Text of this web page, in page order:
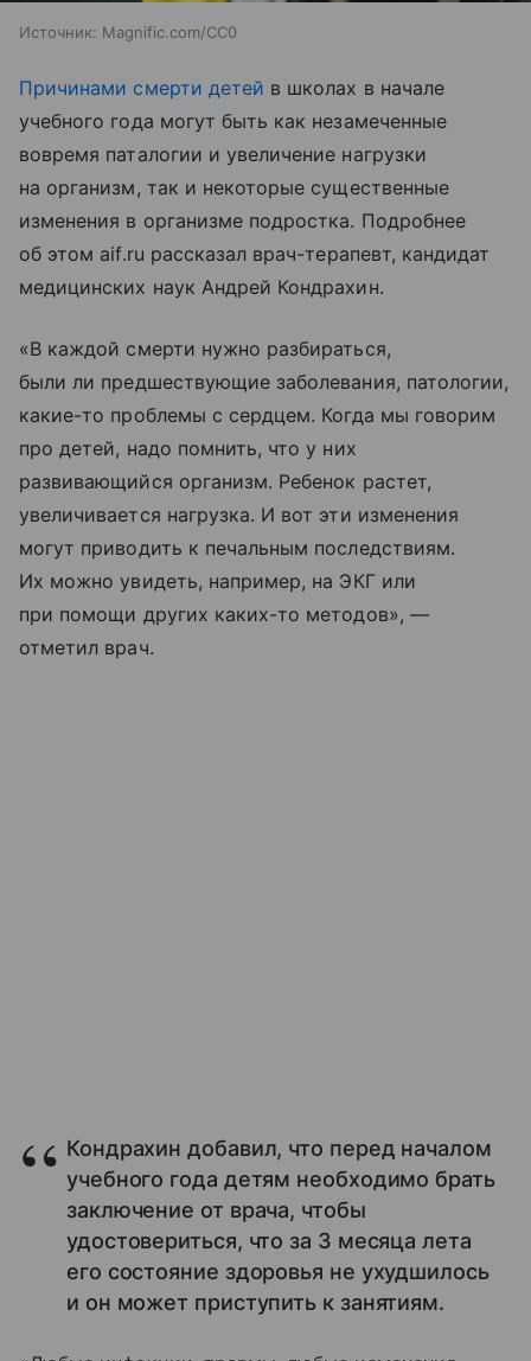
Источник: Magnific.com/CC0
Причинами смерти детей в школах в начале
учебного года могут быть как незамеченные
вовремя паталогии и увеличение нагрузки
на организм, так и некоторые существенные
изменения в организме подростка. Подробнее
об этом aif.ru рассказал врач-терапевт, кандидат
медицинских наук Андрей Кондрахин.
«В каждой смерти нужно разбираться,
были ли предшествующие заболевания, патологии,
какие-то проблемы с сердцем. Когда мы говорим
про детей, надо помнить, что у них
развивающийся организм. Ребенок растет,
увеличивается нагрузка. И вот эти изменения
могут приводить к печальным последствиям.
Их можно увидеть, например, на ЭКГ или
при помощи других каких-то методов», —
отметил врач.
Кондрахин добавил, что перед началом
учебного года детям необходимо брать
заключение от врача, чтобы
удостовериться, что за 3 месяца лета
его состояние здоровья не ухудшилось
и он может приступить к занятиям.